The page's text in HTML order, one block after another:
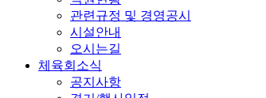
관련규정 및 경영공시
시설안내
오시는길
체육회소식
공지사항